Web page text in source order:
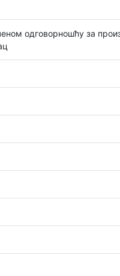
одговорношћу за